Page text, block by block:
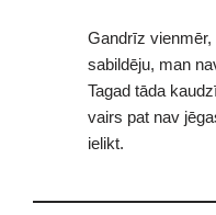
Gandrīz
sabildēju, man
Tagad tāda
vairs pat nav
ielikt.